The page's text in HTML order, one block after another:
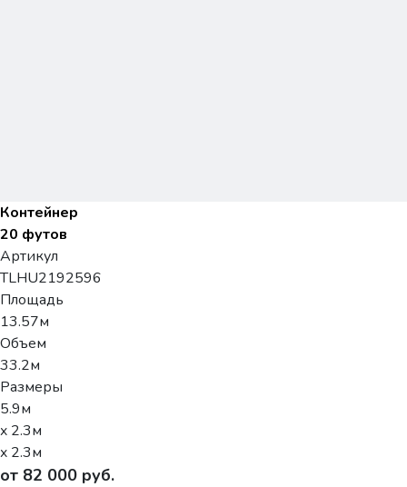
Контейнер
20 футов
Артикул
TLHU2192596
Площадь
13.57м
Объем
33.2м
Размеры
5.9м
x 2.3м
x 2.3м
от 82 000 руб.